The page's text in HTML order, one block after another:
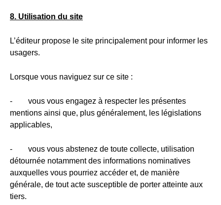
8. Utilisation du site
L’éditeur propose le site principalement pour informer les
usagers.
Lorsque vous naviguez sur ce site :
- vous vous engagez à respecter les présentes
mentions ainsi que, plus généralement, les législations
applicables,
- vous vous abstenez de toute collecte, utilisation
détournée notamment des informations nominatives
auxquelles vous pourriez accéder et, de manière
générale, de tout acte susceptible de porter atteinte aux
tiers.